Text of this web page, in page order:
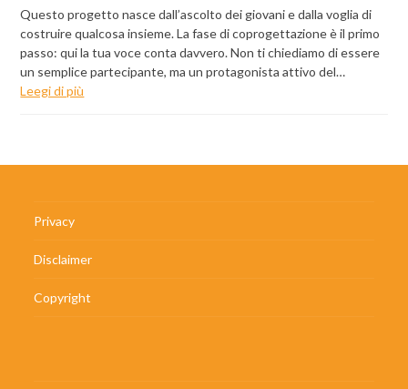
Questo progetto nasce dall’ascolto dei giovani e dalla voglia di
costruire qualcosa insieme. La fase di coprogettazione è il primo
passo: qui la tua voce conta davvero. Non ti chiediamo di essere
un semplice partecipante, ma un protagonista attivo del…
Leegi di più
Privacy
Disclaimer
Copyright